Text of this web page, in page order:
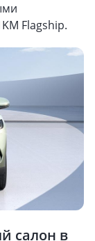
Flagship.
салон в